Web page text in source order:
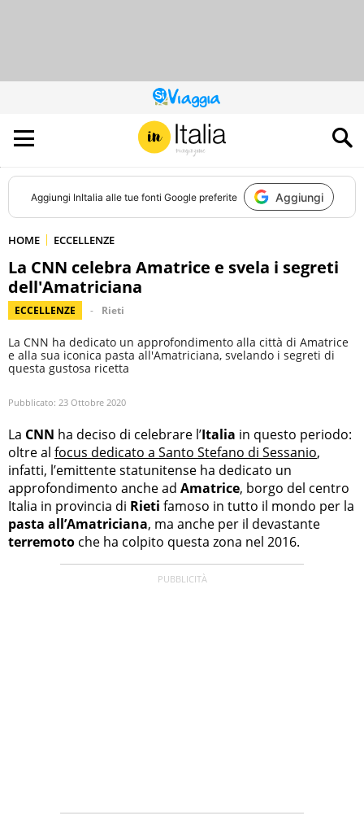
QUESTO
SITO
CONTRIBUISCE
ALL’AUDIENCE
DI
Aggiungi InItalia alle tue fonti Google preferite Aggiungi
HOME ECCELLENZE
La CNN celebra Amatrice e svela i segreti
dell'Amatriciana
ECCELLENZE Rieti
La CNN ha dedicato un approfondimento alla città di Amatrice
e alla sua iconica pasta all'Amatriciana, svelando i segreti di
questa gustosa ricetta
Pubblicato: 23 Ottobre 2020
La CNN ha deciso di celebrare l’Italia in questo periodo:
oltre al focus dedicato a Santo Stefano di Sessanio,
infatti, l’emittente statunitense ha dedicato un
approfondimento anche ad Amatrice, borgo del centro
Italia in provincia di Rieti famoso in tutto il mondo per la
pasta all’Amatriciana, ma anche per il devastante
terremoto che ha colpito questa zona nel 2016.